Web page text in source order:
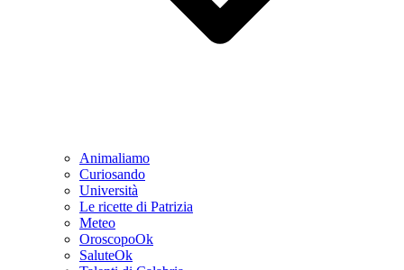
Animaliamo
Curiosando
Università
Le ricette di Patrizia
Meteo
OroscopoOk
SaluteOk